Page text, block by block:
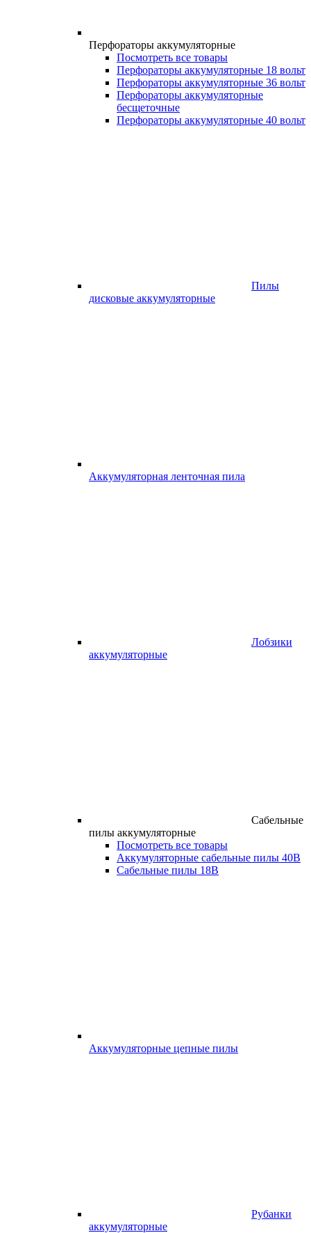
Перфораторы аккумуляторные
Посмотреть все товары
Перфораторы аккумуляторные 18 вольт
Перфораторы аккумуляторные 36 вольт
Перфораторы аккумуляторные
бесщеточные
Перфораторы аккумуляторные 40 вольт
Пилы
дисковые аккумуляторные
Аккумуляторная ленточная пила
Лобзики
аккумуляторные
Сабельные
пилы аккумуляторные
Посмотреть все товары
Аккумуляторные сабельные пилы 40В
Сабельные пилы 18В
Аккумуляторные цепные пилы
Рубанки
аккумуляторные